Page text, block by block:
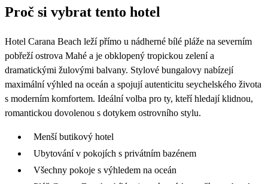
Proč si vybrat tento hotel
Hotel Carana Beach leží přímo u nádherné bílé pláže na severním
pobřeží ostrova Mahé a je obklopený tropickou zelení a
dramatickými žulovými balvany. Stylové bungalovy nabízejí
maximální výhled na oceán a spojují autenticitu seychelského života
s moderním komfortem. Ideální volba pro ty, kteří hledají klidnou,
romantickou dovolenou s dotykem ostrovního stylu.
Menší butikový hotel
Ubytování v pokojích s privátním bazénem
Všechny pokoje s výhledem na oceán